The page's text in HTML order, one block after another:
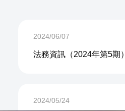
2024/06/07
法務資訊（2024年第5期）
2024/05/24